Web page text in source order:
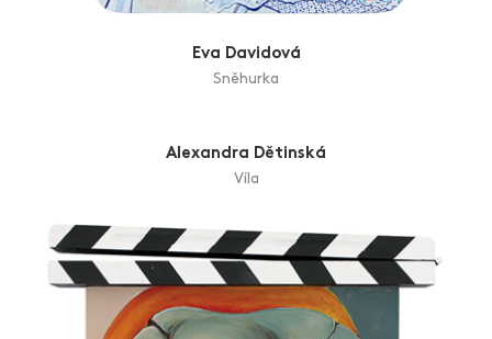
Eva Davidová
Sněhurka